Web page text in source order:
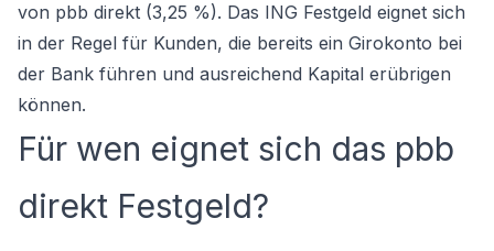
von pbb direkt (3,25 %). Das ING Festgeld eignet sich
in der Regel für Kunden, die bereits ein Girokonto bei
der Bank führen und ausreichend Kapital erübrigen
können.
Für wen eignet sich das pbb
direkt Festgeld?